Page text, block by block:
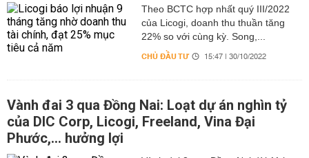
Theo BCTC hợp nhất quý III/2022
của Licogi, doanh thu thuần tăng
22% so với cùng kỳ. Song,...
CHỦ ĐẦU TƯ 15:47 | 30/10/2022
Vành đai 3 qua Đồng Nai: Loạt dự án nghìn tỷ
của DIC Corp, Licogi, Freeland, Vina Đại
Phước,... hưởng lợi